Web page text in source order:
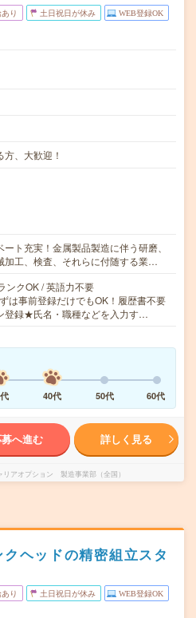
り 土日祝日が休み WEB登録OK
、大歓迎！
ト充実！金属製品製造に伴う研磨、
加工、検査、それらに付随する業…
ンクOK / 英語力不要
は事前登録だけでもOK！履歴書不要
登録★氏名・職種などを入力す…
40代 50代 60代
へ進む 詳しく見る
リアオプション 製造事業部（全国）
クヘッドの精密組立スタ
り 土日祝日が休み WEB登録OK